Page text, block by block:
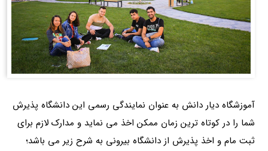
آموزشگاه دیار دانش به عنوان نمایندگی رسمی این دانشگاه پذیرش
شما را در کوتاه ترین زمان ممکن اخذ می نماید و مدارک لازم برای
ثبت مام و اخذ پذیرش از دانشگاه بیرونی به شرح زیر می باشد؛